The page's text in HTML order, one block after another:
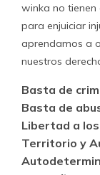
winka no tienen
para enjuiciar
aprendamos a
nuestros
Basta de
Basta de
Libertad a los
Territorio y